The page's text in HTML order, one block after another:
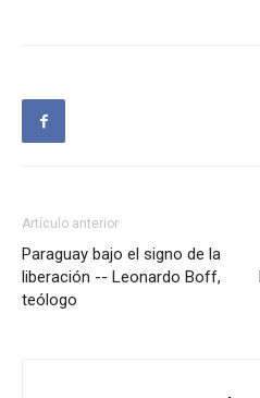
Artículo anterior
Paraguay bajo el signo de la
liberación -- Leonardo Boff,
teólogo